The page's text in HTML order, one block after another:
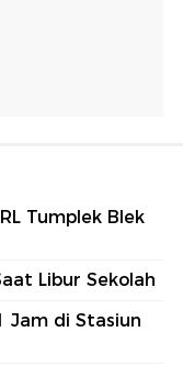
Tumplek Blek
Libur Sekolah
Jam di Stasiun